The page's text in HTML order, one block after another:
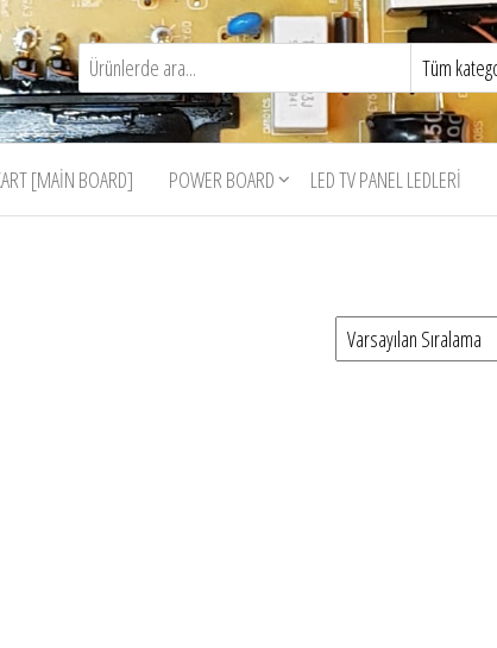
[MAIN BOARD] POWER BOARD LED TV PANEL LEDLERI